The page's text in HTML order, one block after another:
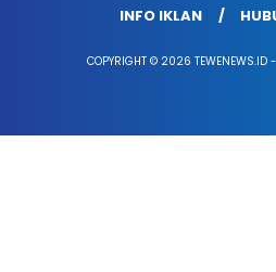
INFO IKLAN
COPYRIGHT © 2026 TEWENEWS.ID